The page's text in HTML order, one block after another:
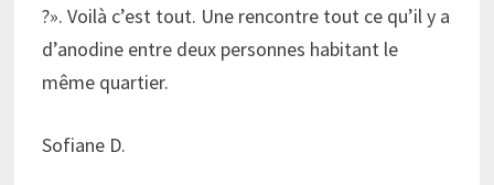
?». Voilà c’est tout. Une rencontre tout ce qu’il y a
d’anodine entre deux personnes habitant le
même quartier.
Sofiane D.